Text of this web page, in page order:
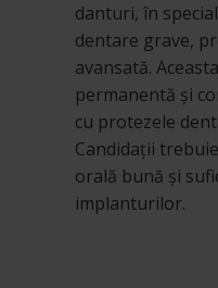
danturi, în
dentare grave,
avansată.
permanentă și
cu protezele
Candidații
orală bună și
implanturilor.